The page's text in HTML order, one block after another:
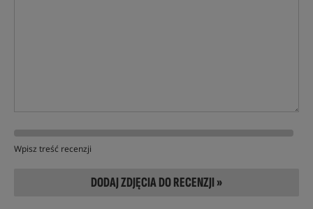
Wpisz treść recenzji
DODAJ ZDJĘCIA DO RECENZJI »